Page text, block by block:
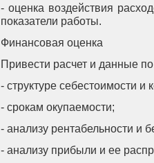
- оценка воздействия
показатели работы.
Финансовая оценка
Привести расчет и данные
- структуре себестоимости и
- срокам окупаемости;
- анализу рентабельности и
- анализу прибыли и ее